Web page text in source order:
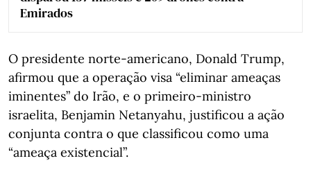
Emirados
O presidente norte-americano, Donald Trump,
afirmou que a operação visa “eliminar ameaças
iminentes” do Irão, e o primeiro-ministro
israelita, Benjamin Netanyahu, justificou a ação
conjunta contra o que classificou como uma
“ameaça existencial”.